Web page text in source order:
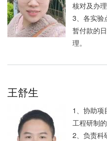
核对及办
3、各实验
暂付款的
理。
王舒生
1、协助项
工程研制
2、负责科